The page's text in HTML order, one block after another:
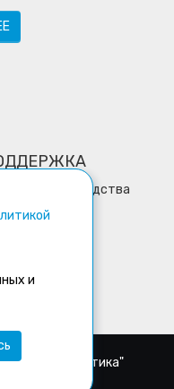
руководства
ООО "АйПиМатика"
и